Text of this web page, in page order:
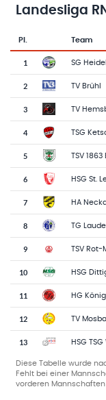
Landesliga
Tabelle mit
Pl.
Team-Logo
Team
1 SG
2 TV Brühl
3 TV
4 TSG
5 TSV
6 HSG St.
7 HA
8 TG
9 TSV Rot-
10
11 HG
12 TV
13
Diese Tabelle wurde
Fehlt bei einer
vorderen